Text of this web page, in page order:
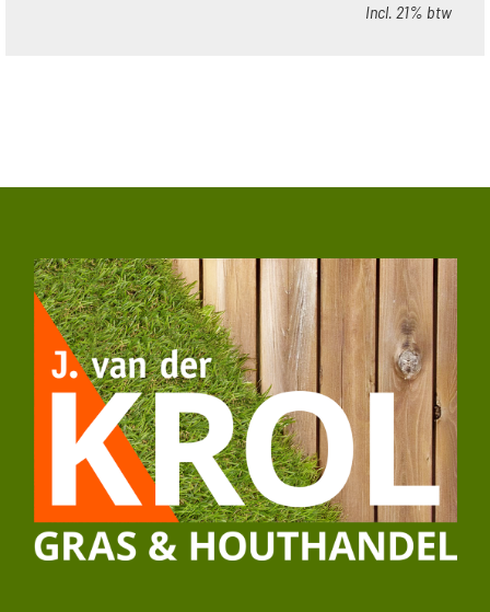
Incl. 21% btw